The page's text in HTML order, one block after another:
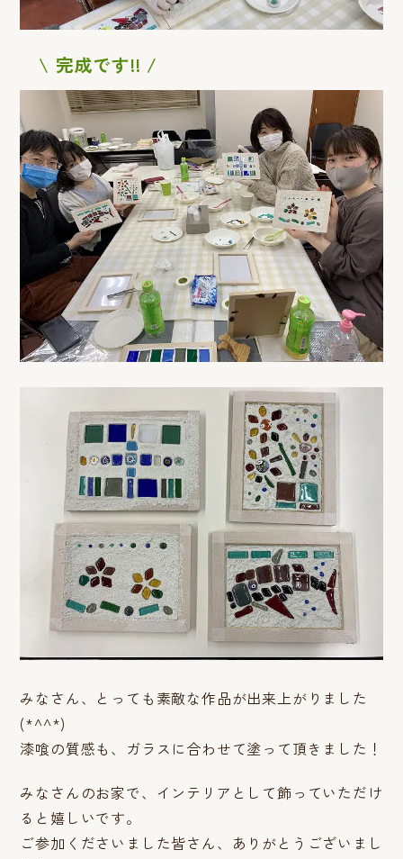
\ 完成です!! /
みなさん、とっても素敵な作品が出来上がりました
(*^^*)
漆喰の質感も、ガラスに合わせて塗って頂きました！
みなさんのお家で、インテリアとして飾っていただけ
ると嬉しいです。
ご参加くださいました皆さん、ありがとうございまし